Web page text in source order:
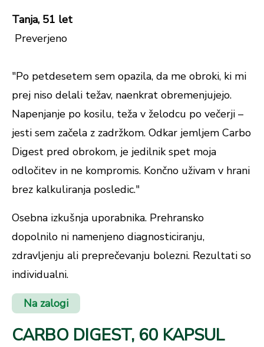
Tanja, 51 let
Preverjeno
"Po petdesetem sem opazila, da me obroki, ki mi
prej niso delali težav, naenkrat obremenjujejo.
Napenjanje po kosilu, teža v želodcu po večerji –
jesti sem začela z zadržkom. Odkar jemljem Carbo
Digest pred obrokom, je jedilnik spet moja
odločitev in ne kompromis. Končno uživam v hrani
brez kalkuliranja posledic."
Osebna izkušnja uporabnika. Prehransko
dopolnilo ni namenjeno diagnosticiranju,
zdravljenju ali preprečevanju bolezni. Rezultati so
individualni.
Na zalogi
CARBO DIGEST, 60 KAPSUL